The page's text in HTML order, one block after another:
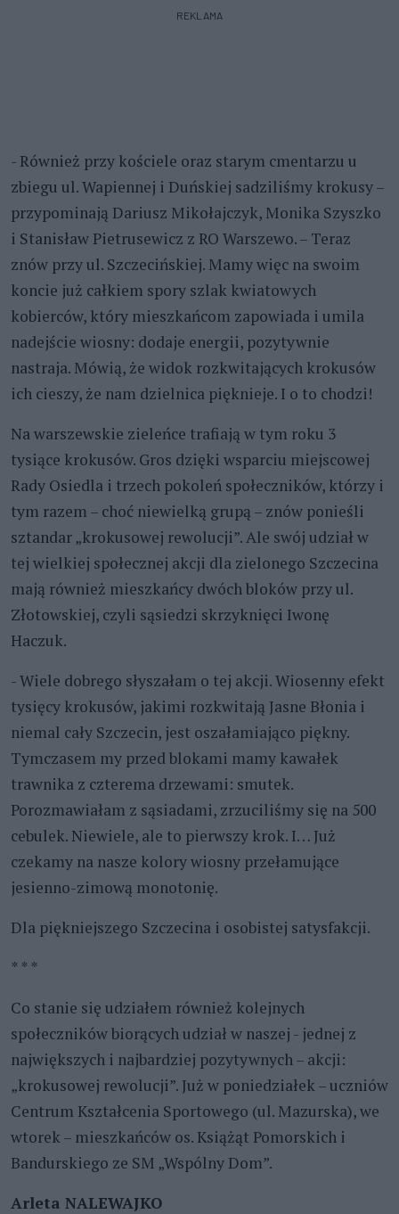
REKLAMA
- Również przy kościele oraz starym cmentarzu u
zbiegu ul. Wapiennej i Duńskiej sadziliśmy krokusy –
przypominają Dariusz Mikołajczyk, Monika Szyszko
i Stanisław Pietrusewicz z RO Warszewo. – Teraz
znów przy ul. Szczecińskiej. Mamy więc na swoim
koncie już całkiem spory szlak kwiatowych
kobierców, który mieszkańcom zapowiada i umila
nadejście wiosny: dodaje energii, pozytywnie
nastraja. Mówią, że widok rozkwitających krokusów
ich cieszy, że nam dzielnica pięknieje. I o to chodzi!
Na warszewskie zieleńce trafiają w tym roku 3
tysiące krokusów. Gros dzięki wsparciu miejscowej
Rady Osiedla i trzech pokoleń społeczników, którzy i
tym razem – choć niewielką grupą – znów ponieśli
sztandar „krokusowej rewolucji”. Ale swój udział w
tej wielkiej społecznej akcji dla zielonego Szczecina
mają również mieszkańcy dwóch bloków przy ul.
Złotowskiej, czyli sąsiedzi skrzyknięci Iwonę
Haczuk.
- Wiele dobrego słyszałam o tej akcji. Wiosenny efekt
tysięcy krokusów, jakimi rozkwitają Jasne Błonia i
niemal cały Szczecin, jest oszałamiająco piękny.
Tymczasem my przed blokami mamy kawałek
trawnika z czterema drzewami: smutek.
Porozmawiałam z sąsiadami, zrzuciliśmy się na 500
cebulek. Niewiele, ale to pierwszy krok. I… Już
czekamy na nasze kolory wiosny przełamujące
jesienno-zimową monotonię.
Dla piękniejszego Szczecina i osobistej satysfakcji.
* * *
Co stanie się udziałem również kolejnych
społeczników biorących udział w naszej - jednej z
największych i najbardziej pozytywnych – akcji:
„krokusowej rewolucji”. Już w poniedziałek – uczniów
Centrum Kształcenia Sportowego (ul. Mazurska), we
wtorek – mieszkańców os. Książąt Pomorskich i
Bandurskiego ze SM „Wspólny Dom”.
Arleta NALEWAJKO